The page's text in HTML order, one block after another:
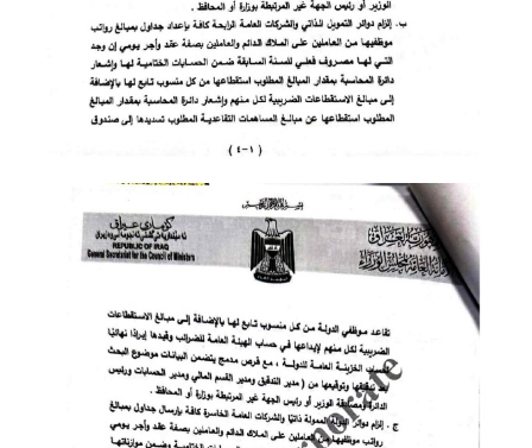
المرحلة الابتدائية
المرحلة المتوسطة
مواضيع انشاء
المرحلة الابتدائية
المرحلة الاعدادية
الجامعات